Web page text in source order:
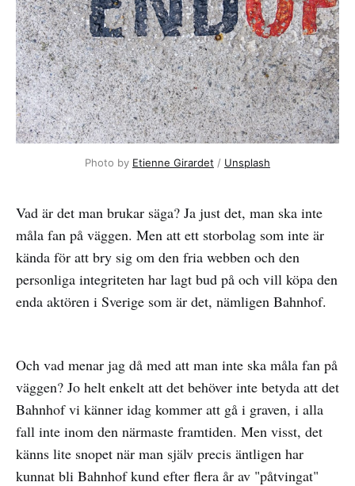
Photo by Etienne Girardet / Unsplash
Vad är det man brukar säga? Ja just det, man ska inte
måla fan på väggen. Men att ett storbolag som inte är
kända för att bry sig om den fria webben och den
personliga integriteten har lagt bud på och vill köpa den
enda aktören i Sverige som är det, nämligen Bahnhof.
Och vad menar jag då med att man inte ska måla fan på
väggen? Jo helt enkelt att det behöver inte betyda att det
Bahnhof vi känner idag kommer att gå i graven, i alla
fall inte inom den närmaste framtiden. Men visst, det
känns lite snopet när man själv precis äntligen har
kunnat bli Bahnhof kund efter flera år av "påtvingat"